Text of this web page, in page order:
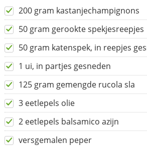
200 gram kastanjechampignons
50 gram gerookte spekjesreepjes
50 gram katenspek, in reepjes
1 ui, in partjes gesneden
125 gram gemengde rucola sla
3 eetlepels olie
2 eetlepels balsamico azijn
versgemalen peper